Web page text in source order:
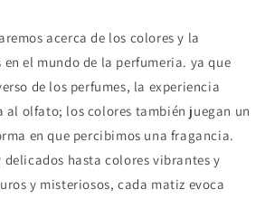
acerca de los colores y la
el mundo de la perfumeria. ya que
de los perfumes, la experiencia
al olfato; los colores también juegan un
en que percibimos una fragancia.
delicados hasta colores vibrantes y
y misteriosos, cada matiz evoca